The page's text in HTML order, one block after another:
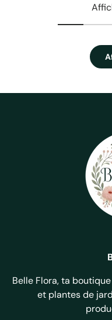
Belle Flora, ta
et plantes de